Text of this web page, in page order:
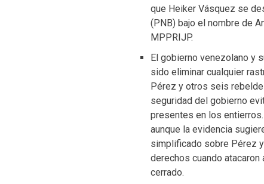
que Heiker Vásquez se
(PNB) bajo el nombre de
MPPRIJP.
El gobierno venezolano y
sido eliminar cualquier
Pérez y otros seis
seguridad del gobierno
presentes en los
aunque la evidencia
simplificado sobre Pérez
derechos cuando
cerrado.